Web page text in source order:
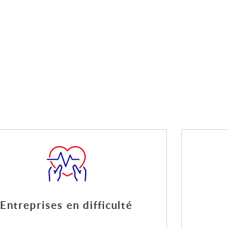
Entreprises en difficulté